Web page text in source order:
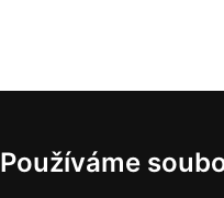
Používáme